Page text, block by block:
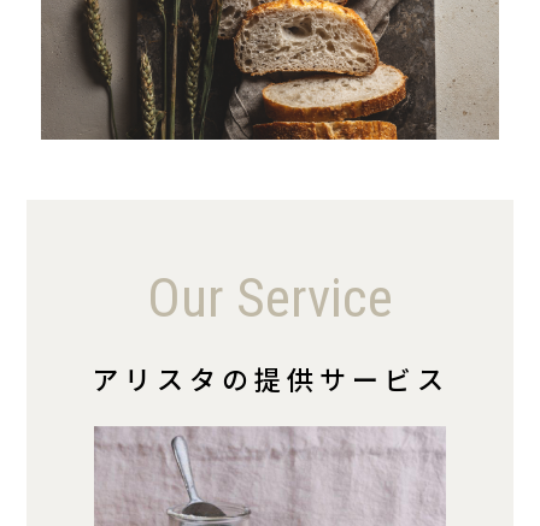
Our Service
アリスタの提供サービス